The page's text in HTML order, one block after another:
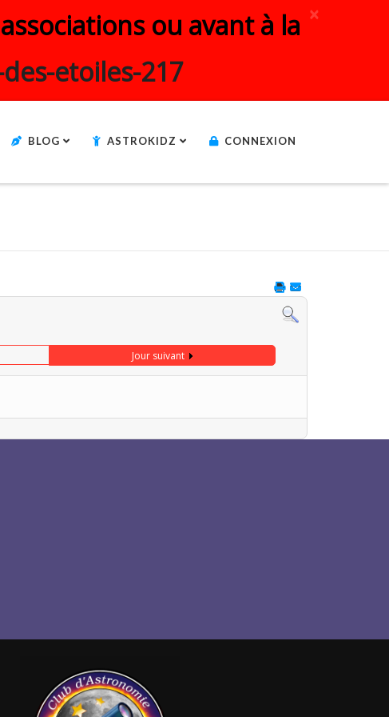
×
ou avant à la
etoiles-217
BLOG ASTROKIDZ CONNEXION
Jour suivant